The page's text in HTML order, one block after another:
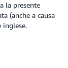
la presente
(anche a causa
inglese.